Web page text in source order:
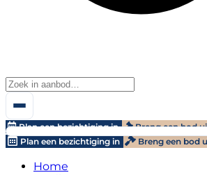
Plan een bezichtiging in Breng een bod
Plan een bezichtiging in
Breng een bod
Home